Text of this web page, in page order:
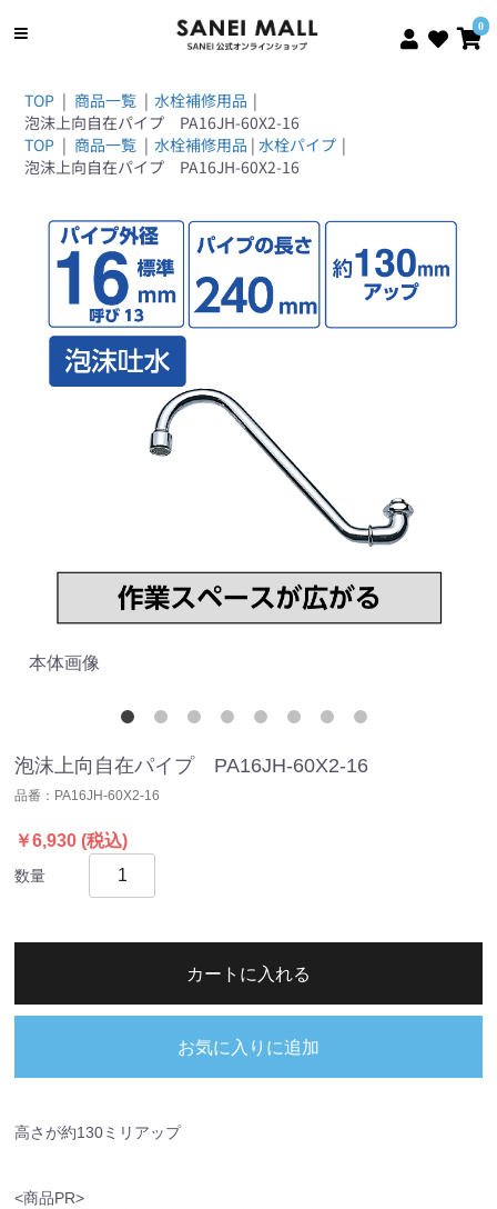
0
TOP | 商品一覧 | 水栓補修用品 |
泡沫上向自在パイプ PA16JH-60X2-16
TOP | 商品一覧 | 水栓補修用品 | 水栓パイプ |
泡沫上向自在パイプ PA16JH-60X2-16
本体画像
泡沫上向自在パイプ PA16JH-60X2-16
品番： PA16JH-60X2-16
￥6,930 (税込)
数量
カートに入れる
お気に入りに追加
高さが約130ミリアップ
<商品PR>